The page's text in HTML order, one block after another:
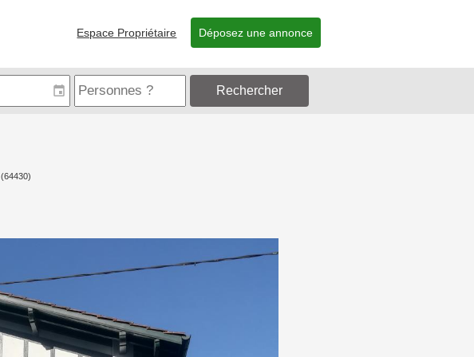
Espace Propriétaire Déposez une annonce
Rechercher
(64430)